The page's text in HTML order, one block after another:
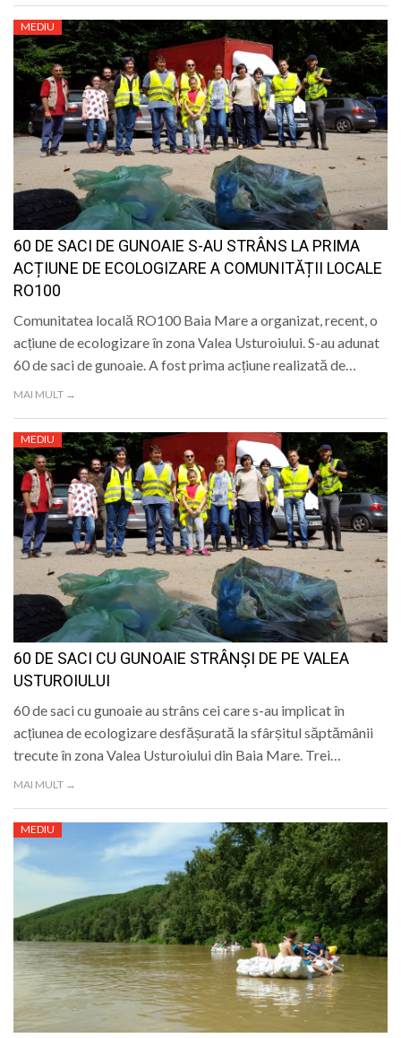
MEDIU
60 DE SACI DE GUNOAIE S-AU STRÂNS LA PRIMA
ACȚIUNE DE ECOLOGIZARE A COMUNITĂȚII LOCALE
RO100
Comunitatea locală RO100 Baia Mare a organizat, recent, o
acțiune de ecologizare în zona Valea Usturoiului. S-au adunat
60 de saci de gunoaie. A fost prima acțiune realizată de…
MAI MULT →
MEDIU
60 DE SACI CU GUNOAIE STRÂNȘI DE PE VALEA
USTUROIULUI
60 de saci cu gunoaie au strâns cei care s-au implicat în
acțiunea de ecologizare desfășurată la sfârșitul săptămânii
trecute în zona Valea Usturoiului din Baia Mare. Trei…
MAI MULT →
MEDIU